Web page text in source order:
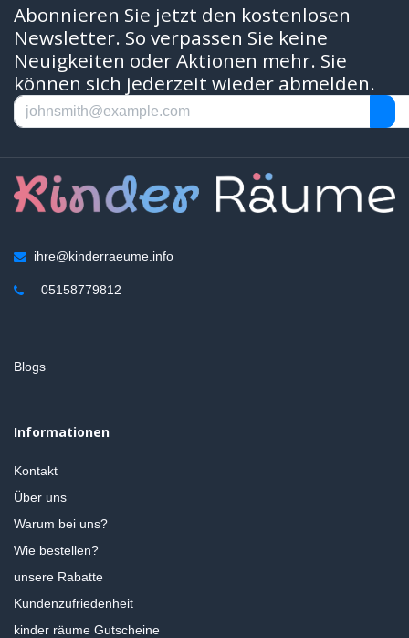
Abonnieren Sie jetzt den kostenlosen
Newsletter. So verpassen Sie keine
Neuigkeiten oder Aktionen mehr. Sie
können sich jederzeit wieder abmelden.
ihre@kinderraeume.info
05158779812
Blogs
Informationen
Kontakt
Über uns
Warum bei uns?
Wie bestellen?
unsere Rabatte
Kundenzufriedenheit
kinder räume Gutscheine